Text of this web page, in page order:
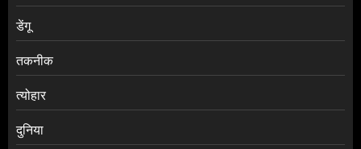
डेंगू
तकनीक
त्योहार
दुनिया